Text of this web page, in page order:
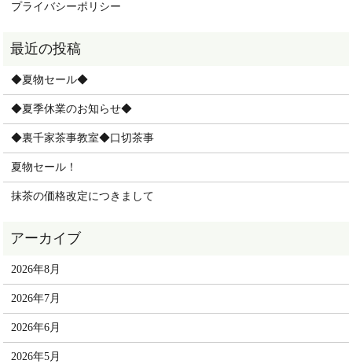
プライバシーポリシー
◆夏物セール◆
◆夏季休業のお知らせ◆
◆裏千家茶事教室◆口切茶事
夏物セール！
抹茶の価格改定につきまして
2026年8月
2026年7月
2026年6月
2026年5月